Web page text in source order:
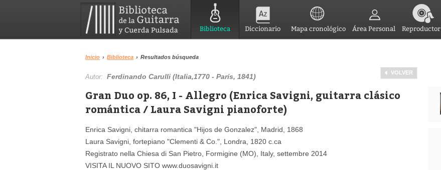
Biblioteca Diccionario Mapa cronológico Área Personal Reproductor
Inicio › Biblioteca › Resultados búsqueda
VOLVER
Autor:Ferdinando Carulli (Italia,1770 - París, 1841)
Gran Duo op. 86, I - Allegro (Enrica Savigni, guitarra clásico
romántica / Laura Savigni pianoforte)
Enrica Savigni, chitarra romantica "Hijos de Gonzalez", Madrid, 1868
Laura Savigni, fortepiano "Clementi & Co.", Londra, 1820 c.ca
Registrato nella Chiesa di San Pietro, Formigine (MO), Italy, settembre 2014
VISITA IL NUOVO SITO www.duosavigni.it